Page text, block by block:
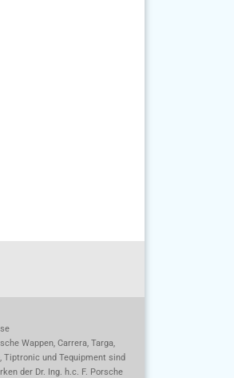
Wappen, Carrera, Targa,
Tiptronic und Tequipment sind
der Dr. Ing. h.c. F. Porsche